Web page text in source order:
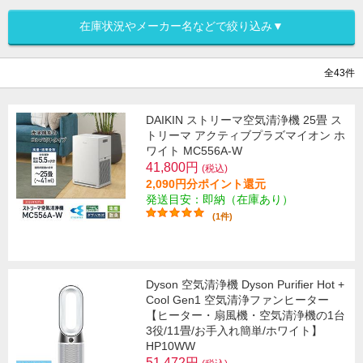
在庫状況やメーカー名などで絞り込み▼
全43件
DAIKIN ストリーマ空気清浄機 25畳 ス
トリーマ アクティブプラズマイオン ホ
ワイト MC556A-W
41,800円 (税込)
2,090円分ポイント還元
発送目安：即納（在庫あり）
(1件)
Dyson 空気清浄機 Dyson Purifier Hot +
Cool Gen1 空気清浄ファンヒーター
【ヒーター・扇風機・空気清浄機の1台
3役/11畳/お手入れ簡単/ホワイト】
HP10WW